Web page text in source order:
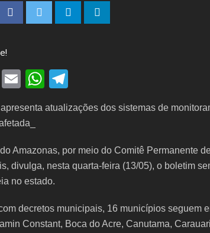
T
E
ai
W
at
A
p
p
e
a
m
apresenta atualizações dos sistemas de
Amazonas, por meio do Comitê Permanente
divulga, nesta quarta-feira (13/05), o boletim
no estado.
decretos municipais, 16 municípios seguem
Constant, Boca do Acre, Canutama,